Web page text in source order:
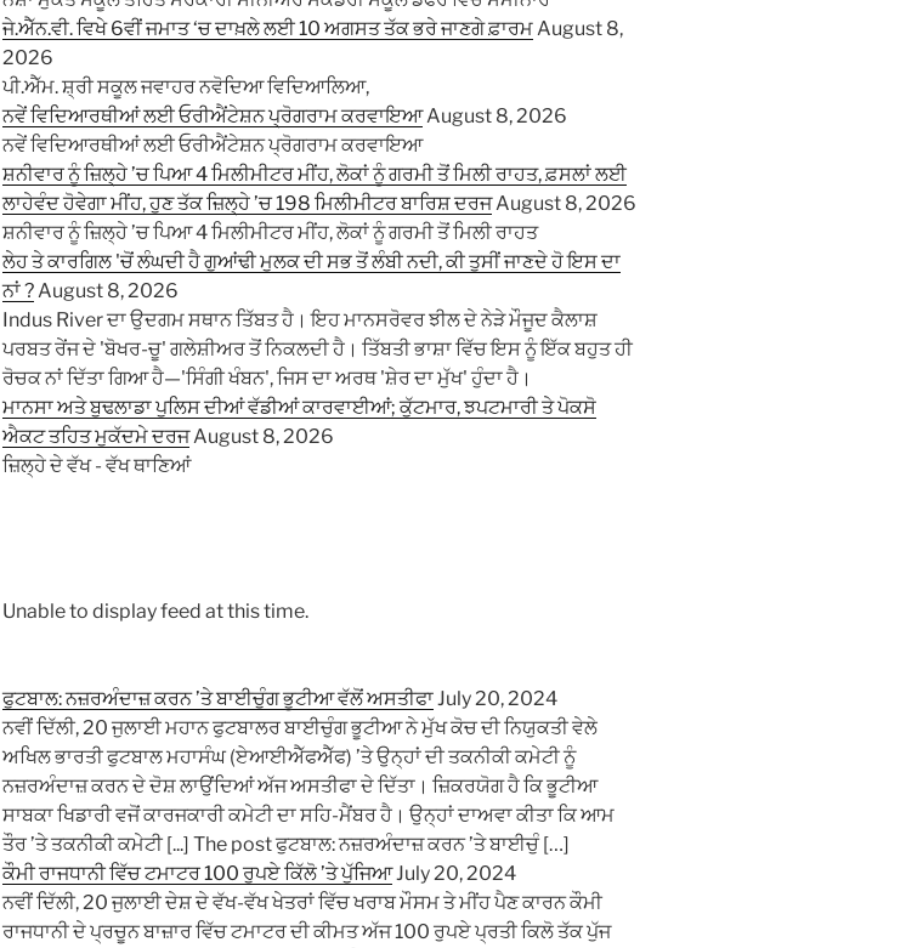
ਜੇ.ਐੱਨ.ਵੀ. ਵਿਖੇ 6ਵੀਂ ਜਮਾਤ ‘ਚ ਦਾਖ਼ਲੇ ਲਈ 10 ਅਗਸਤ ਤੱਕ ਭਰੇ ਜਾਣਗੇ ਫ਼ਾਰਮAugust 8,
2026
ਪੀ.ਐੱਮ. ਸ਼੍ਰੀ ਸਕੂਲ ਜਵਾਹਰ ਨਵੋਦਿਆ ਵਿਦਿਆਲਿਆ,
ਨਵੇਂ ਵਿਦਿਆਰਥੀਆਂ ਲਈ ਓਰੀਐਂਟੇਸ਼ਨ ਪ੍ਰੋਗਰਾਮ ਕਰਵਾਇਆAugust 8, 2026
ਨਵੇਂ ਵਿਦਿਆਰਥੀਆਂ ਲਈ ਓਰੀਐਂਟੇਸ਼ਨ ਪ੍ਰੋਗਰਾਮ ਕਰਵਾਇਆ
ਸ਼ਨੀਵਾਰ ਨੂੰ ਜ਼ਿਲ੍ਹੇ ’ਚ ਪਿਆ 4 ਮਿਲੀਮੀਟਰ ਮੀਂਹ, ਲੋਕਾਂ ਨੂੰ ਗਰਮੀ ਤੋਂ ਮਿਲੀ ਰਾਹਤ, ਫ਼ਸਲਾਂ ਲਈ
ਲਾਹੇਵੰਦ ਹੋਵੇਗਾ ਮੀਂਹ, ਹੁਣ ਤੱਕ ਜ਼ਿਲ੍ਹੇ ’ਚ 198 ਮਿਲੀਮੀਟਰ ਬਾਰਿਸ਼ ਦਰਜAugust 8, 2026
ਸ਼ਨੀਵਾਰ ਨੂੰ ਜ਼ਿਲ੍ਹੇ ’ਚ ਪਿਆ 4 ਮਿਲੀਮੀਟਰ ਮੀਂਹ, ਲੋਕਾਂ ਨੂੰ ਗਰਮੀ ਤੋਂ ਮਿਲੀ ਰਾਹਤ
ਲੇਹ ਤੇ ਕਾਰਗਿਲ 'ਚੋਂ ਲੰਘਦੀ ਹੈ ਗੁਆਂਢੀ ਮੁਲਕ ਦੀ ਸਭ ਤੋਂ ਲੰਬੀ ਨਦੀ, ਕੀ ਤੁਸੀਂ ਜਾਣਦੇ ਹੋ ਇਸ ਦਾ
ਨਾਂ ?August 8, 2026
Indus River ਦਾ ਉਦਗਮ ਸਥਾਨ ਤਿੱਬਤ ਹੈ। ਇਹ ਮਾਨਸਰੋਵਰ ਝੀਲ ਦੇ ਨੇੜੇ ਮੌਜੂਦ ਕੈਲਾਸ਼
ਪਰਬਤ ਰੇਂਜ ਦੇ 'ਬੋਖਰ-ਚੂ' ਗਲੇਸ਼ੀਅਰ ਤੋਂ ਨਿਕਲਦੀ ਹੈ। ਤਿੱਬਤੀ ਭਾਸ਼ਾ ਵਿੱਚ ਇਸ ਨੂੰ ਇੱਕ ਬਹੁਤ ਹੀ
ਰੋਚਕ ਨਾਂ ਦਿੱਤਾ ਗਿਆ ਹੈ—'ਸਿੰਗੀ ਖੰਬਨ', ਜਿਸ ਦਾ ਅਰਥ 'ਸ਼ੇਰ ਦਾ ਮੁੱਖ' ਹੁੰਦਾ ਹੈ।
ਮਾਨਸਾ ਅਤੇ ਬੁਢਲਾਡਾ ਪੁਲਿਸ ਦੀਆਂ ਵੱਡੀਆਂ ਕਾਰਵਾਈਆਂ; ਕੁੱਟਮਾਰ, ਝਪਟਮਾਰੀ ਤੇ ਪੋਕਸੋ
ਐਕਟ ਤਹਿਤ ਮੁਕੱਦਮੇ ਦਰਜAugust 8, 2026
ਜ਼ਿਲ੍ਹੇ ਦੇ ਵੱਖ - ਵੱਖ ਥਾਣਿਆਂ
Unable to display feed at this time.
ਫੁਟਬਾਲ: ਨਜ਼ਰਅੰਦਾਜ਼ ਕਰਨ ’ਤੇ ਬਾਈਚੁੰਗ ਭੂਟੀਆ ਵੱਲੋਂ ਅਸਤੀਫਾJuly 20, 2024
ਨਵੀਂ ਦਿੱਲੀ, 20 ਜੁਲਾਈ ਮਹਾਨ ਫੁਟਬਾਲਰ ਬਾਈਚੁੰਗ ਭੂਟੀਆ ਨੇ ਮੁੱਖ ਕੋਚ ਦੀ ਨਿਯੁਕਤੀ ਵੇਲੇ
ਅਖਿਲ ਭਾਰਤੀ ਫੁਟਬਾਲ ਮਹਾਸੰਘ (ਏਆਈਐੱਫਐੱਫ) ’ਤੇ ਉਨ੍ਹਾਂ ਦੀ ਤਕਨੀਕੀ ਕਮੇਟੀ ਨੂੰ
ਨਜ਼ਰਅੰਦਾਜ਼ ਕਰਨ ਦੇ ਦੋਸ਼ ਲਾਉਂਦਿਆਂ ਅੱਜ ਅਸਤੀਫਾ ਦੇ ਦਿੱਤਾ। ਜ਼ਿਕਰਯੋਗ ਹੈ ਕਿ ਭੂਟੀਆ
ਸਾਬਕਾ ਖਿਡਾਰੀ ਵਜੋਂ ਕਾਰਜਕਾਰੀ ਕਮੇਟੀ ਦਾ ਸਹਿ-ਮੈਂਬਰ ਹੈ। ਉਨ੍ਹਾਂ ਦਾਅਵਾ ਕੀਤਾ ਕਿ ਆਮ
ਤੌਰ ’ਤੇ ਤਕਨੀਕੀ ਕਮੇਟੀ [...] The post ਫੁਟਬਾਲ: ਨਜ਼ਰਅੰਦਾਜ਼ ਕਰਨ ’ਤੇ ਬਾਈਚੁੰ […]
ਕੌਮੀ ਰਾਜਧਾਨੀ ਵਿੱਚ ਟਮਾਟਰ 100 ਰੁਪਏ ਕਿੱਲੋ ’ਤੇ ਪੁੱਜਿਆJuly 20, 2024
ਨਵੀਂ ਦਿੱਲੀ, 20 ਜੁਲਾਈ ਦੇਸ਼ ਦੇ ਵੱਖ-ਵੱਖ ਖੇਤਰਾਂ ਵਿੱਚ ਖਰਾਬ ਮੌਸਮ ਤੇ ਮੀਂਹ ਪੈਣ ਕਾਰਨ ਕੌਮੀ
ਰਾਜਧਾਨੀ ਦੇ ਪ੍ਰਚੂਨ ਬਾਜ਼ਾਰ ਵਿੱਚ ਟਮਾਟਰ ਦੀ ਕੀਮਤ ਅੱਜ 100 ਰੁਪਏ ਪ੍ਰਤੀ ਕਿਲੋ ਤੱਕ ਪੁੱਜ